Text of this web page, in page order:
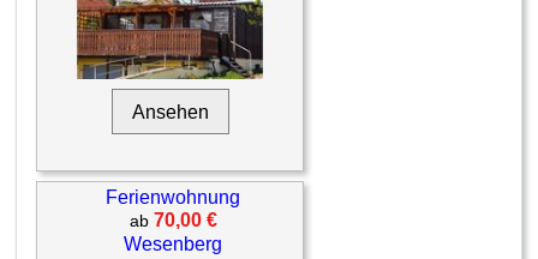
Ansehen
Ferienwohnung
ab 70,00 €
Wesenberg